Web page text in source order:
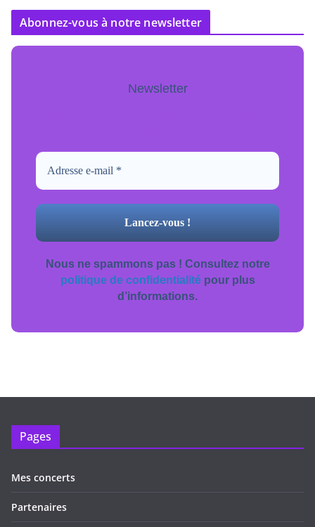
Abonnez-vous à notre newsletter
Newsletter
Nous ne spammons pas ! Consultez notre
politique de confidentialitépour plus
d’informations.
Pages
Mes concerts
Partenaires